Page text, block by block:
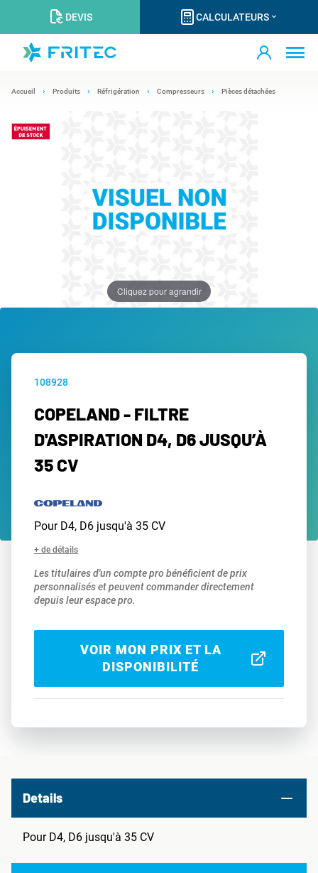
DEVIS CALCULATEURS
Accueil Produits Réfrigération Compresseurs Pièces détachées
Cliquez pour agrandir
108928
COPELAND - FILTRE
D'ASPIRATION D4, D6 JUSQU’À
35 CV
Pour D4, D6 jusqu'à 35 CV
+ de détails
Les titulaires d'un compte pro bénéficient de prix
personnalisés et peuvent commander directement
depuis leur espace pro.
VOIR MON PRIX ET LA
DISPONIBILITÉ
Details
Pour D4, D6 jusqu'à 35 CV